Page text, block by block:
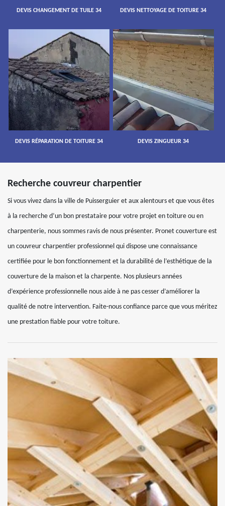
DEVIS CHANGEMENT DE TUILE 34 DEVIS NETTOYAGE DE TOITURE 34
DEVIS RÉPARATION DE TOITURE 34 DEVIS ZINGUEUR 34
Recherche couvreur charpentier
Si vous vivez dans la ville de Puisserguier et aux alentours et que vous êtes
à la recherche d’un bon prestataire pour votre projet en toiture ou en
charpenterie, nous sommes ravis de nous présenter. Pronet couverture est
un couvreur charpentier professionnel qui dispose une connaissance
certifiée pour le bon fonctionnement et la durabilité de l’esthétique de la
couverture de la maison et la charpente. Nos plusieurs années
d’expérience professionnelle nous aide à ne pas cesser d’améliorer la
qualité de notre intervention. Faite-nous confiance parce que vous méritez
une prestation fiable pour votre toiture.